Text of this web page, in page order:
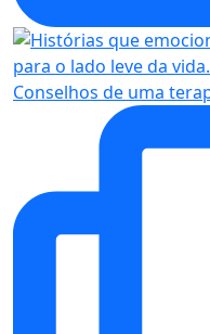
Conselhos de uma